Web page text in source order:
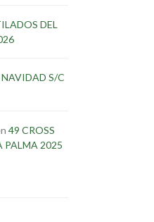
DEL
NAVIDAD S/C
49 CROSS
PALMA 2025